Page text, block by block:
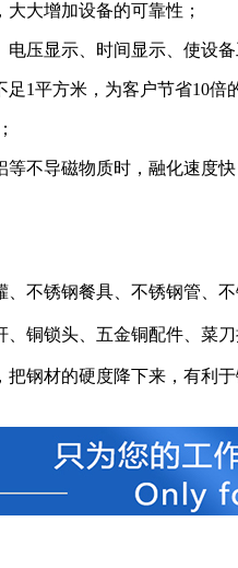
大增加设备的可靠性；
压显示、时间显示、使设
1平方米，为客户节省10倍
不导磁物质时，融化速度
不锈钢餐具、不锈钢管、
铜锁头、五金铜配件、菜
钢材的硬度降下来，有利